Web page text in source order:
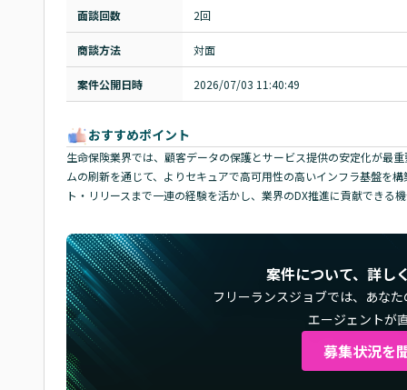
面談回数 2回
商談方法 対面
案件公開日時 2026/07/03 11:40:49
おすすめポイント
生命保険業界では、顧客データの保護とサービス提供の安定化が最
ムの刷新を通じて、よりセキュアで高可用性の高いインフラ基盤を
ト・リリースまで一連の経験を活かし、業界のDX推進に貢献できる
案件について、詳し
フリーランスジョブでは、 あな
エージェントが
募集状況を